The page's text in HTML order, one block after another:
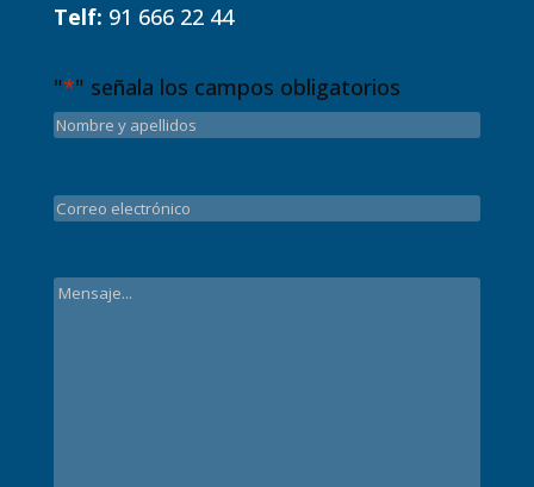
Telf: 91 666 22 44
"*" señala los campos obligatorios